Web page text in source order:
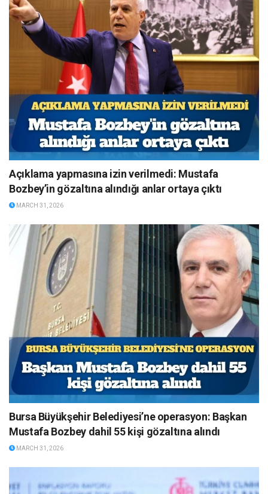
Açıklama yapmasına izin verilmedi: Mustafa
Bozbey’in gözaltına alındığı anlar ortaya çıktı
MARCH 31, 2026
Bursa Büyükşehir Belediyesi’ne operasyon: Başkan
Mustafa Bozbey dahil 55 kişi gözaltına alındı
MARCH 31, 2026